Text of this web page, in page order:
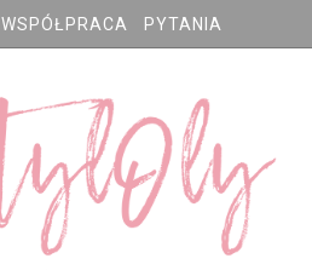
WSPÓŁPRACA PYTANIA